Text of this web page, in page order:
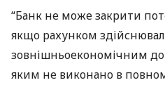
“Банк не може закрити
якщо рахунком
зовнішньоекономічним
яким не виконано в